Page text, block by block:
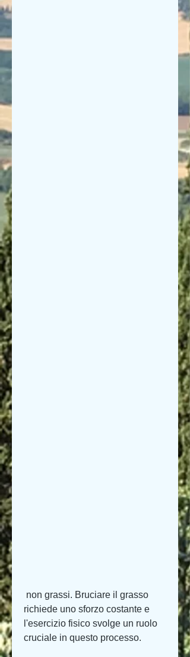
richiede uno sforzo costante e
l'esercizio fisico svolge un ruolo
cruciale in questo processo.